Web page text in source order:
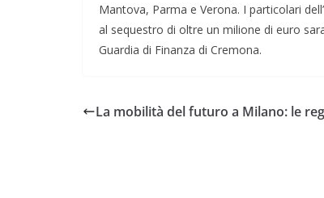
Mantova, Parma e Verona. I particolari
al sequestro di oltre un milione di euro
Guardia di Finanza di Cremona.
La mobilità del futuro a Milano: le